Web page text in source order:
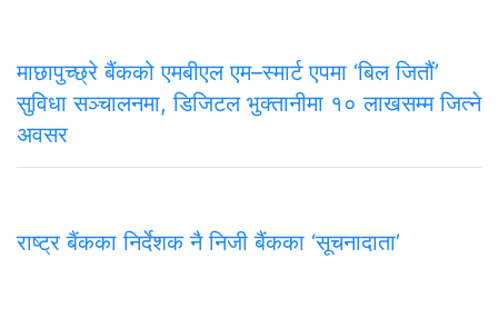
माछापुच्छ्रे बैंकको एमबीएल एम–स्मार्ट एपमा ‘बिल जितौं’
सुविधा सञ्चालनमा, डिजिटल भुक्तानीमा १० लाखसम्म जित्ने
अवसर
राष्ट्र बैंकका निर्देशक नै निजी बैंकका ‘सूचनादाता’